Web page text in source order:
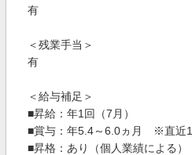
有
＜残業手当＞
有
＜給与補足＞
■昇給：年1回（7月）
■賞与：年5.4～6.0ヵ月 ※直近1
■昇格：あり（個人業績による）